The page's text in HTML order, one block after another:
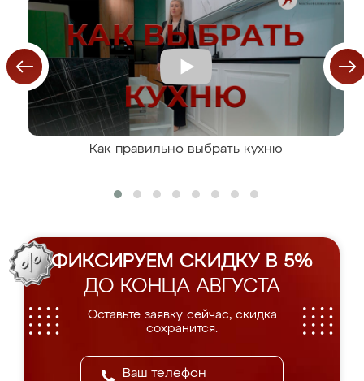
Как правильно выбрать кухню
ФИКСИРУЕМ СКИДКУ В 5%
ДО КОНЦА АВГУСТА
Оставьте заявку сейчас, скидка
сохранится.